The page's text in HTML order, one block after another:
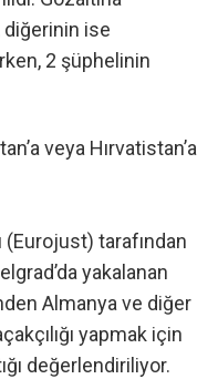
diğerinin ise
2 şüphelinin
veya Hırvatistan’a
(Eurojust) tarafından
yakalanan
Almanya ve diğer
yapmak için
değerlendiriliyor.